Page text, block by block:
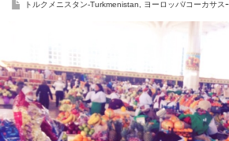
トルクメニスタン-Turkmenistan ヨーロッパ/コーカサ